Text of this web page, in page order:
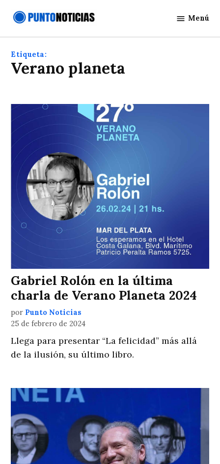
Noticias
Menú
Etiqueta:
verano planeta
Gabriel Rolón en la última
charla de Verano Planeta 2024
por Punto Noticias
25 de febrero de 2024
Llega para presentar “La felicidad” más allá
de la ilusión, su último libro.